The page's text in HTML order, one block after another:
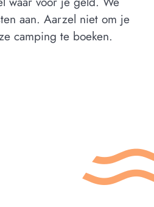
aan. Aarzel niet om je
camping te boeken.